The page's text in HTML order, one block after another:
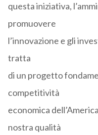
questa iniziativa,
promuovere
l’innovazione e gli
tratta
di un progetto
competitività
economica
nostra qualità